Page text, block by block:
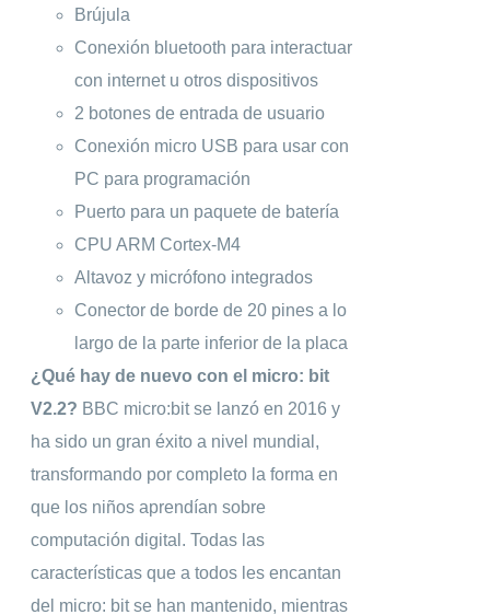
Brújula
Conexión bluetooth para interactuar
con internet u otros dispositivos
2 botones de entrada de usuario
Conexión micro USB para usar con
PC para programación
Puerto para un paquete de batería
CPU ARM Cortex-M4
Altavoz y micrófono integrados
Conector de borde de 20 pines a lo
largo de la parte inferior de la placa
¿Qué hay de nuevo con el micro: bit
V2.2? BBC micro:bit se lanzó en 2016 y
ha sido un gran éxito a nivel mundial,
transformando por completo la forma en
que los niños aprendían sobre
computación digital. Todas las
características que a todos les encantan
del micro: bit se han mantenido, mientras